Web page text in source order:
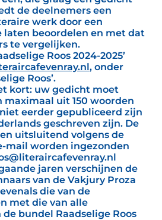
de deelnemers een
werk door een
laten beoordelen en met dat
te vergelijken.
Roos 2024-2025’
, onder
Roos’.
kort: uw gedicht moet
uit 150 woorden
eerder gepubliceerd zijn
geschreven zijn. De
uitsluitend volgens de
mail worden ingezonden
jaren verschijnen de
van de Vakjury Proza
die van de
met die van alle
bundel Raadselige Roos